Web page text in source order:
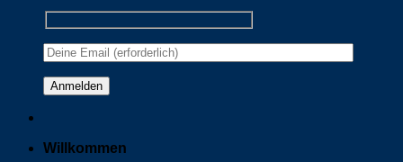
Please leave this field empty.
Willkommen